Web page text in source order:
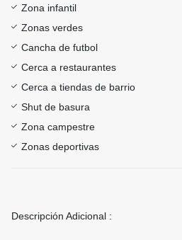
Zona infantil
Zonas verdes
Cancha de futbol
Cerca a restaurantes
Cerca a tiendas de barrio
Shut de basura
Zona campestre
Zonas deportivas
Descripción Adicional :